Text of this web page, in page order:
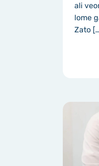
ali
lome
Zato